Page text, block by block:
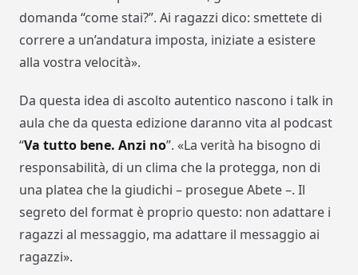
domanda “come stai?”. Ai ragazzi dico: smettete di
correre a un’andatura imposta, iniziate a esistere
alla vostra velocità».
Da questa idea di ascolto autentico nascono i talk in
aula che da questa edizione daranno vita al podcast
“Va tutto bene. Anzi no”. «La verità ha bisogno di
responsabilità, di un clima che la protegga, non di
una platea che la giudichi – prosegue Abete –. Il
segreto del format è proprio questo: non adattare i
ragazzi al messaggio, ma adattare il messaggio ai
ragazzi».